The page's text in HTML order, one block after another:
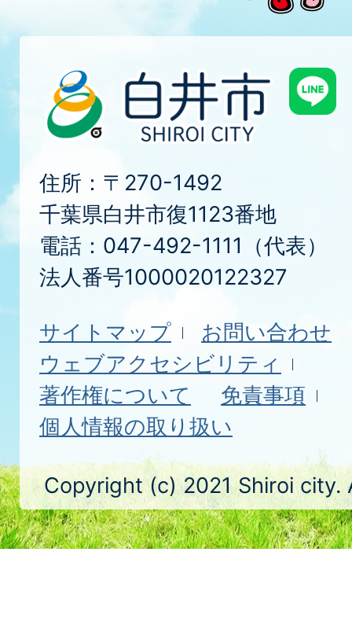
住所：〒270-1492
千葉県白井市復1123番地
電話：047-492-1111（代表）
法人番号1000020122327
サイトマップ
お問い合わせ
ウェブアクセシビリティ
著作権について
免責事項
個人情報の取り扱い
Copyright (c) 2021 Shiroi city.